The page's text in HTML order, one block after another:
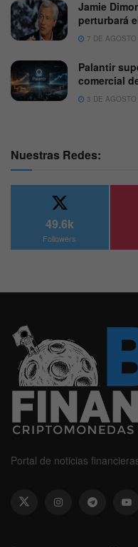
Jamie
perturbará
7 DE
Palantir
comercial
3 DE
Nuestras Redes:
49.6k
Followers
Portal de noticias